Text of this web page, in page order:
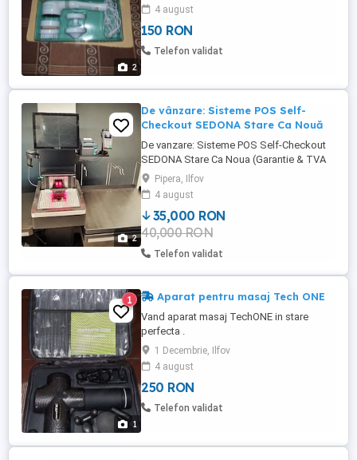
2
4 august
150 RON
Telefon validat
2
De vânzare: Sisteme POS Self-
Checkout SEDONA Stare Ca Nouă
De vanzare: Sisteme POS Self-Checkout
SEDONA Stare Ca Noua (Garantie & TVA
Inclus) Suntem deschisi la negocieri
constructive. Se pot vinde ca pachet
complet sau individual, in functie de
necesitatile afacerii dumneavoastra.
________________________________________
Pachet Self-Checkout (2 Posturi
Complete) Sisteme ...
Pipera, Ilfov
4 august
35,000 RON
40,000 RON
Telefon validat
1
1 Aparat pentru masaj Tech ONE
Vand aparat masaj TechONE in stare
perfecta .
1 Decembrie, Ilfov
4 august
250 RON
Telefon validat